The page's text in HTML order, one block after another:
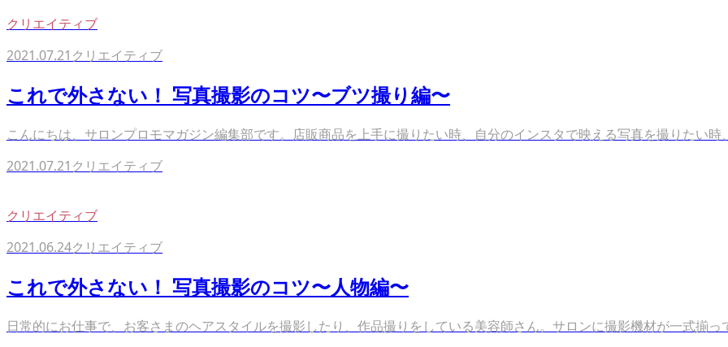
クリエイティブ
2021.07.21 クリエイティブ
これで外さない！ 写真撮影のコツ〜ブツ撮り編〜
こんにちは、サロンプロモマガジン編集部です。店販商品を上手に撮りたい時、自分のインスタで映える写真を撮りたい
2021.07.21 クリエイティブ
クリエイティブ
2021.06.24クリエイティブ
これで外さない！ 写真撮影のコツ〜人物編〜
日常的にお仕事で、お客さまのヘアスタイルを撮影したり、作品撮りをしている美容師さん。サロンに撮影機材が一式揃